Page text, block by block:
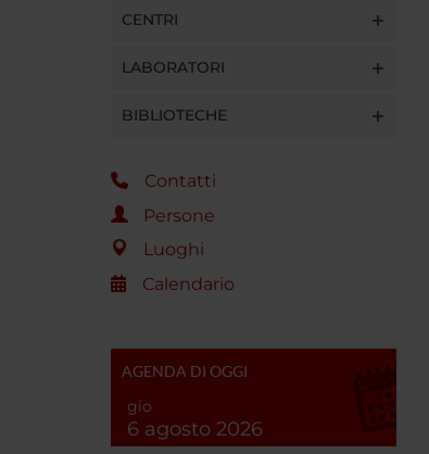
CENTRI
LABORATORI
BIBLIOTECHE
Contatti
Persone
Luoghi
Calendario
AGENDA DI OGGI
gio
6 agosto 2026